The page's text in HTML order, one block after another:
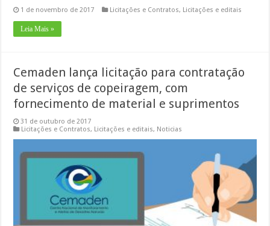
1 de novembro de 2017 Licitações e Contratos, Licitações e editais
Leia Mais »
Cemaden lança licitação para contratação
de serviços de copeiragem, com
fornecimento de material e suprimentos
31 de outubro de 2017
Licitações e Contratos, Licitações e editais, Noticias